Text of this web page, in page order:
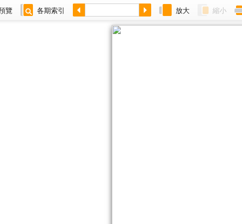
覽 各期索引 放大 縮小